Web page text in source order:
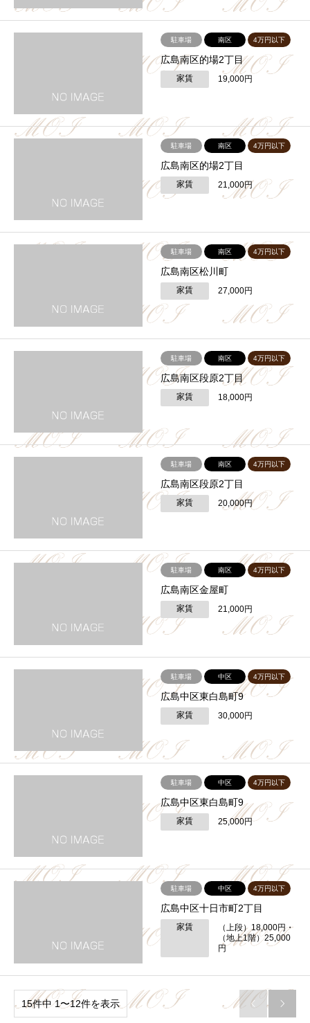
駐車場 南区 4万円以下
広島南区的場2丁目
家賃 19,000円
駐車場 南区 4万円以下
広島南区的場2丁目
家賃 21,000円
駐車場 南区 4万円以下
広島南区松川町
家賃 27,000円
駐車場 南区 4万円以下
広島南区段原2丁目
家賃 18,000円
駐車場 南区 4万円以下
広島南区段原2丁目
家賃 20,000円
駐車場 南区 4万円以下
広島南区金屋町
家賃 21,000円
駐車場 中区 4万円以下
広島中区東白島町9
家賃 30,000円
駐車場 中区 4万円以下
広島中区東白島町9
家賃 25,000円
駐車場 中区 4万円以下
広島中区十日市町2丁目
家賃
（上段）18,000円・
（地上1階）25,000
円
15件中 1〜12件を表示  